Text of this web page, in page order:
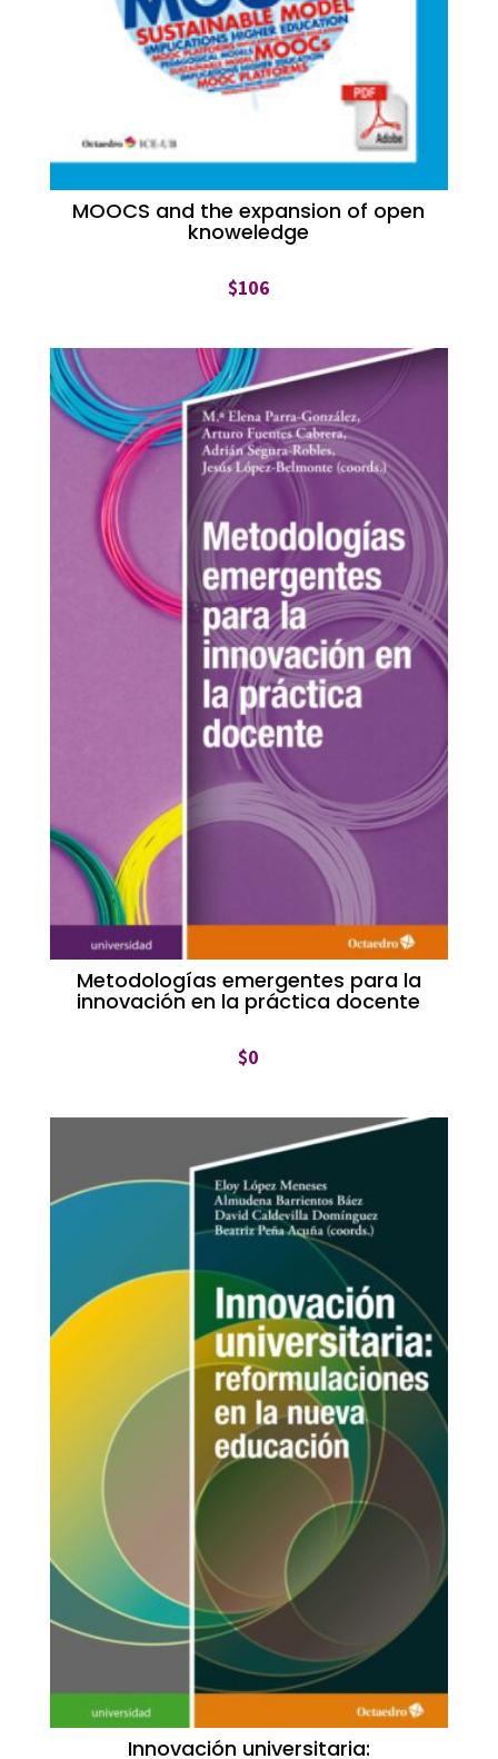
MOOCS and the expansion of open
knoweledge
$106
Metodologías emergentes para la
innovación en la práctica docente
$0
Innovación universitaria: